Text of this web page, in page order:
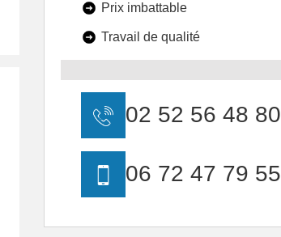
Prix imbattable
Travail de qualité
02 52 56 48 80
06 72 47 79 55